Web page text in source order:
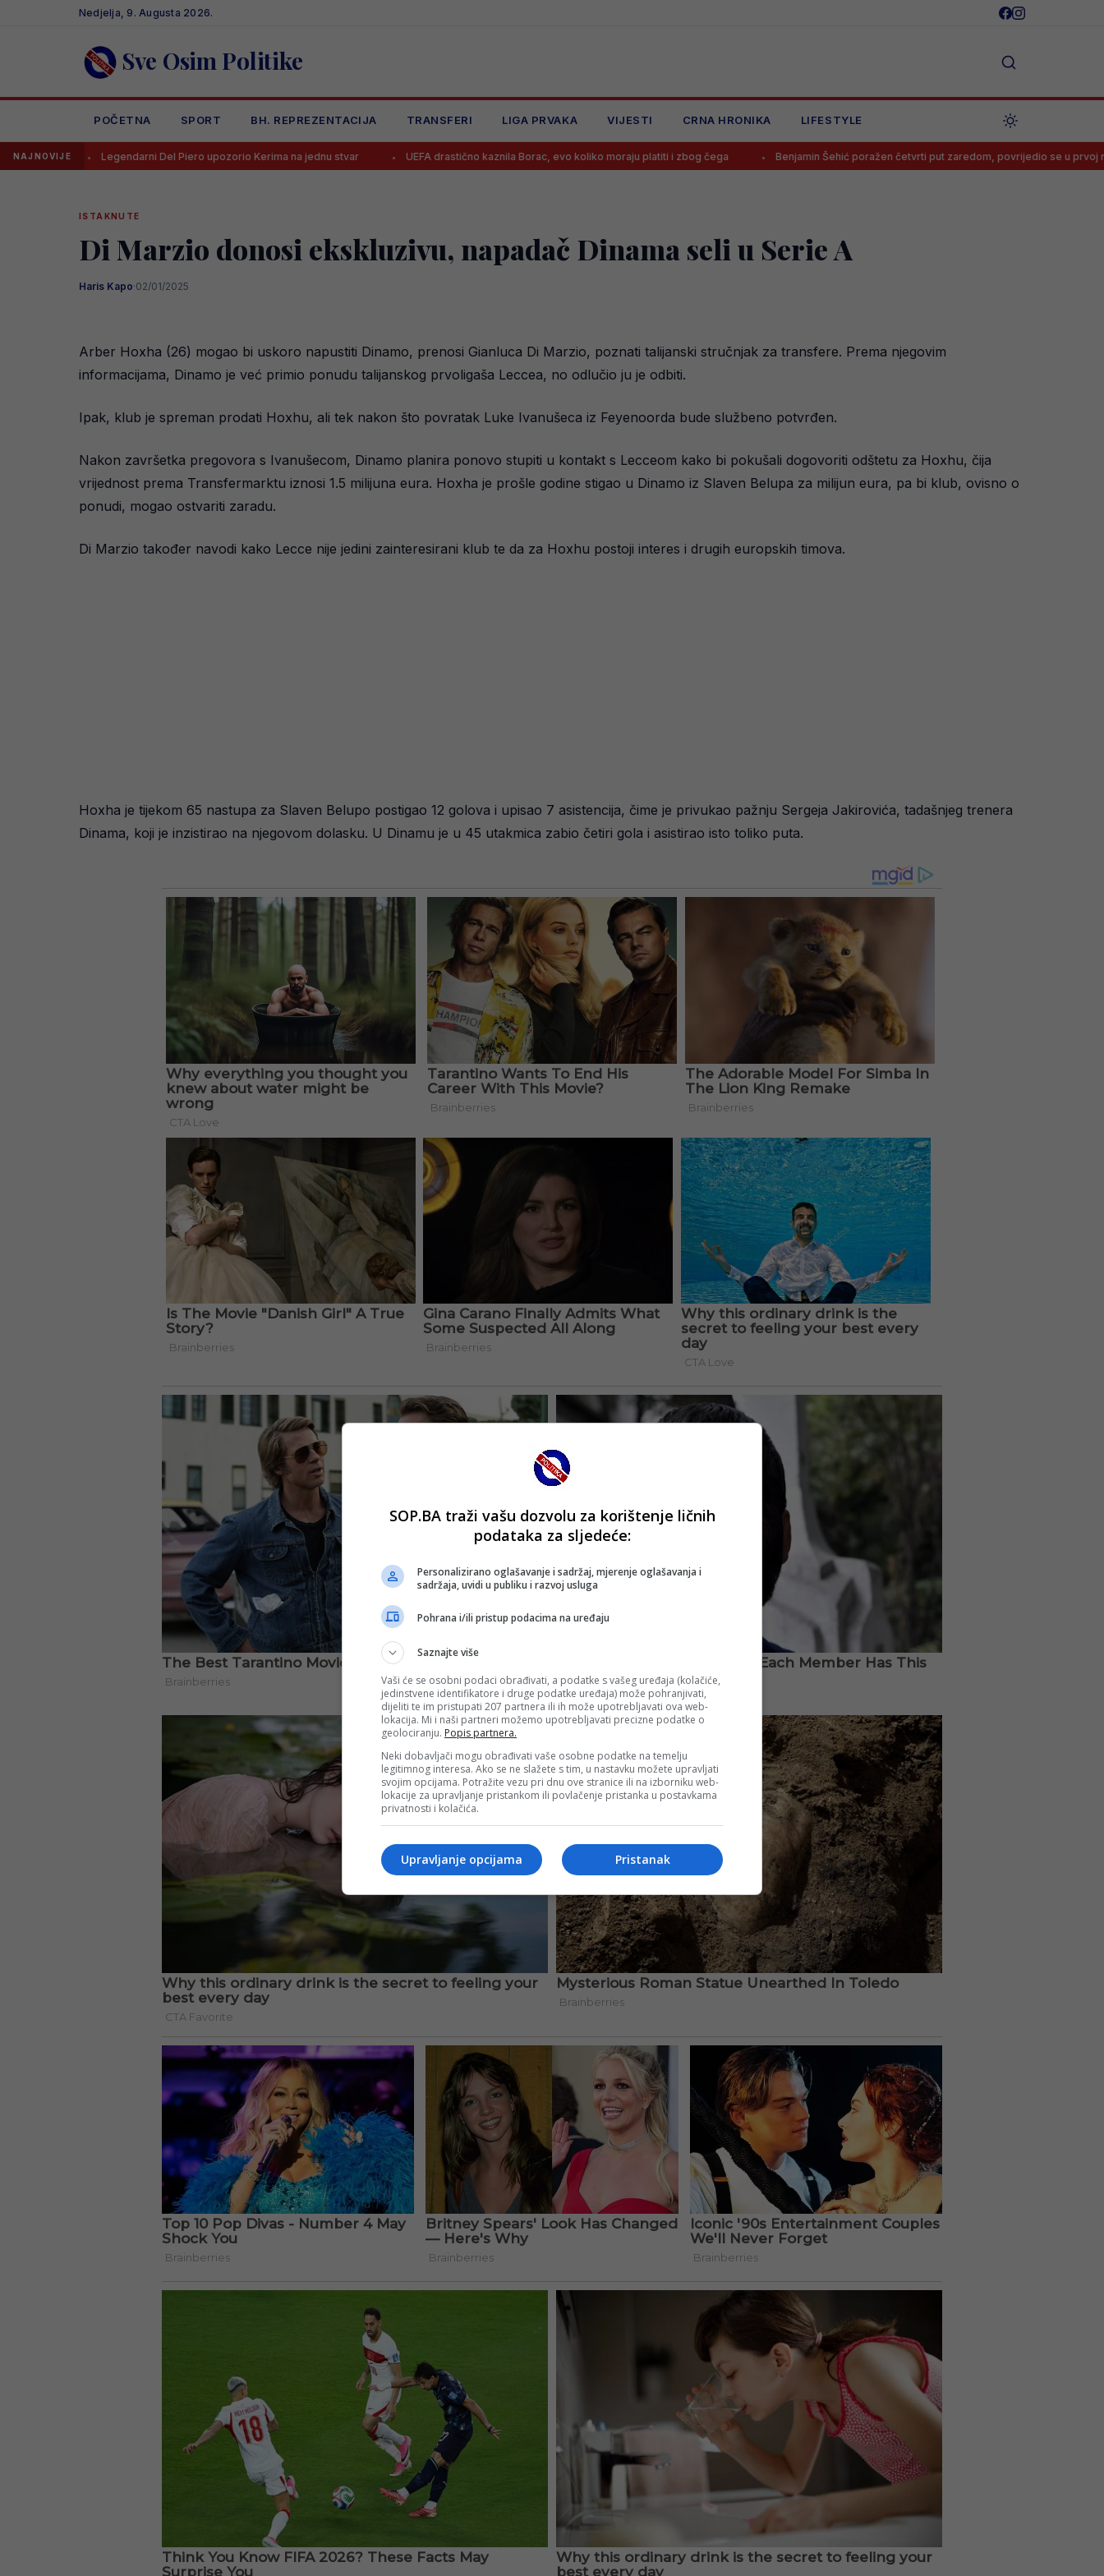
Nedjelja, 9. Augusta 2026.
Sve Osim Politike
POČETNA SPORT BH. REPREZENTACIJA TRANSFERI LIGA PRVAKA VIJESTI CRNA HRONIKA LIFESTYLE
NAJNOVIJE
Legendarni Del Piero upozorio Kerima na jednu stvar UEFA drastično kaznila Borac, evo koliko moraju platiti i zbog čega Benjamin Šehić poražen četvrti put zaredom, povrijedio se u prvoj rundi
ISTAKNUTE
Di Marzio donosi ekskluzivu, napadač Dinama seli u Serie A
Haris Kapo·02/01/2025
Arber Hoxha (26) mogao bi uskoro napustiti Dinamo, prenosi Gianluca Di Marzio, poznati talijanski stručnjak za transfere. Prema njegovim
informacijama, Dinamo je već primio ponudu talijanskog prvoligaša Leccea, no odlučio ju je odbiti.
Ipak, klub je spreman prodati Hoxhu, ali tek nakon što povratak Luke Ivanušeca iz Feyenoorda bude službeno potvrđen.
Nakon završetka pregovora s Ivanušecom, Dinamo planira ponovo stupiti u kontakt s Lecceom kako bi pokušali dogovoriti odštetu za Hoxhu, čija
vrijednost prema Transfermarktu iznosi 1.5 milijuna eura. Hoxha je prošle godine stigao u Dinamo iz Slaven Belupa za milijun eura, pa bi klub, ovisno o
ponudi, mogao ostvariti zaradu.
Di Marzio također navodi kako Lecce nije jedini zainteresirani klub te da za Hoxhu postoji interes i drugih europskih timova.
Hoxha je tijekom 65 nastupa za Slaven Belupo postigao 12 golova i upisao 7 asistencija, čime je privukao pažnju Sergeja Jakirovića, tadašnjeg trenera
Dinama, koji je inzistirao na njegovom dolasku. U Dinamu je u 45 utakmica zabio četiri gola i asistirao isto toliko puta.
SOP.BA traži vašu dozvolu za korištenje ličnih
podataka za sljedeće:
Personalizirano oglašavanje i sadržaj, mjerenje oglašavanja i
sadržaja, uvidi u publiku i razvoj usluga
Pohrana i/ili pristup podacima na uređaju
Saznajte više
Vaši će se osobni podaci obrađivati, a podatke s vašeg uređaja (kolačiće,
jedinstvene identifikatore i druge podatke uređaja) može pohranjivati,
dijeliti te im pristupati 207 partnera ili ih može upotrebljavati ova web-
lokacija. Mi i naši partneri možemo upotrebljavati precizne podatke o
geolociranju. Popis partnera.
Neki dobavljači mogu obrađivati vaše osobne podatke na temelju
legitimnog interesa. Ako se ne slažete s tim, u nastavku možete upravljati
svojim opcijama. Potražite vezu pri dnu ove stranice ili na izborniku web-
lokacije za upravljanje pristankom ili povlačenje pristanka u postavkama
privatnosti i kolačića.
Pristanak
Upravljanje opcijama